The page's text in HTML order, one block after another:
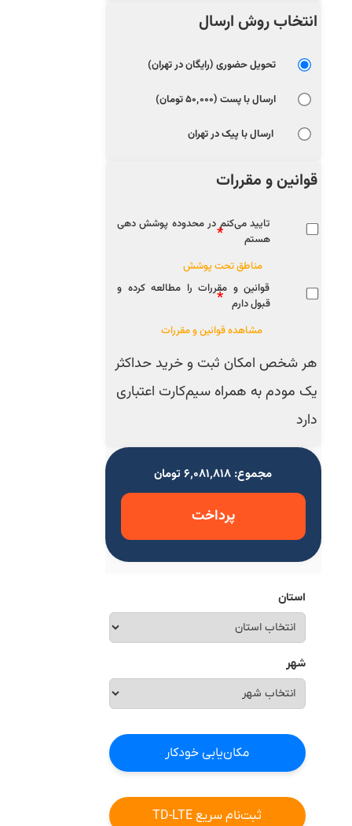
انتخاب روش ارسال
تحویل حضوری (رایگان در تهران)
ارسال با پست (۵۰٬۰۰۰ تومان)
ارسال با پیک در تهران
قوانین و مقررات
تایید می‌کنم در محدوده پوشش دهی
هستم
*
مناطق تحت پوشش
قوانین و مقررات را مطالعه کرده و
قبول دارم *
مشاهده قوانین و مقررات
هر شخص امکان ثبت و خرید حداکثر
یک مودم به همراه سیم‌کارت اعتباری
دارد
مجموع: ۶٬۰۸۱٬۸۱۸ تومان
پرداخت
استان
شهر
مکان‌یابی خودکار
ثبت‌نام سریع TD-LTE